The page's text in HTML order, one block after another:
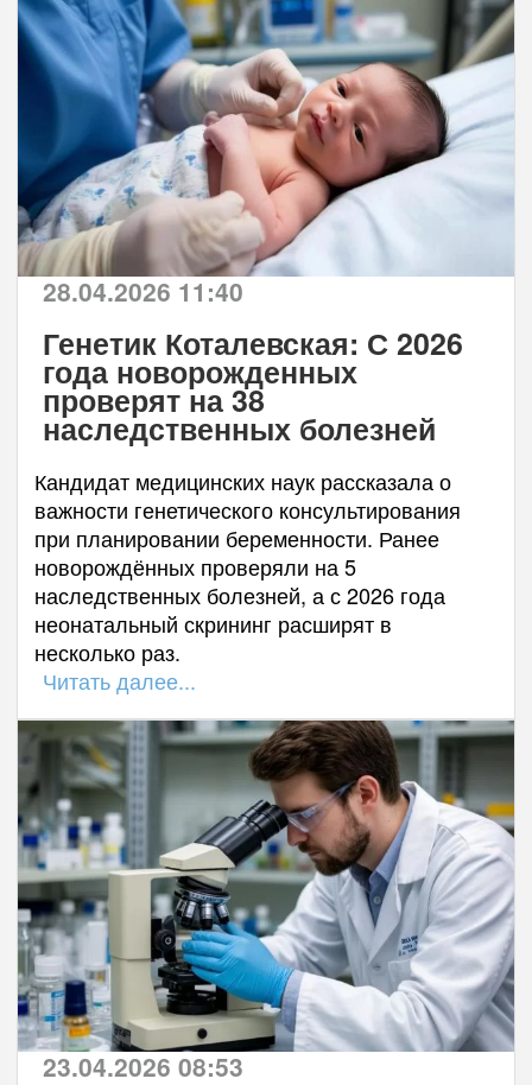
28.04.2026 11:40
Генетик Коталевская: С 2026
года новорожденных
проверят на 38
наследственных болезней
Кандидат медицинских наук рассказала о
важности генетического консультирования
при планировании беременности. Ранее
новорождённых проверяли на 5
наследственных болезней, а с 2026 года
неонатальный скрининг расширят в
несколько раз.
Читать далее...
23.04.2026 08:53